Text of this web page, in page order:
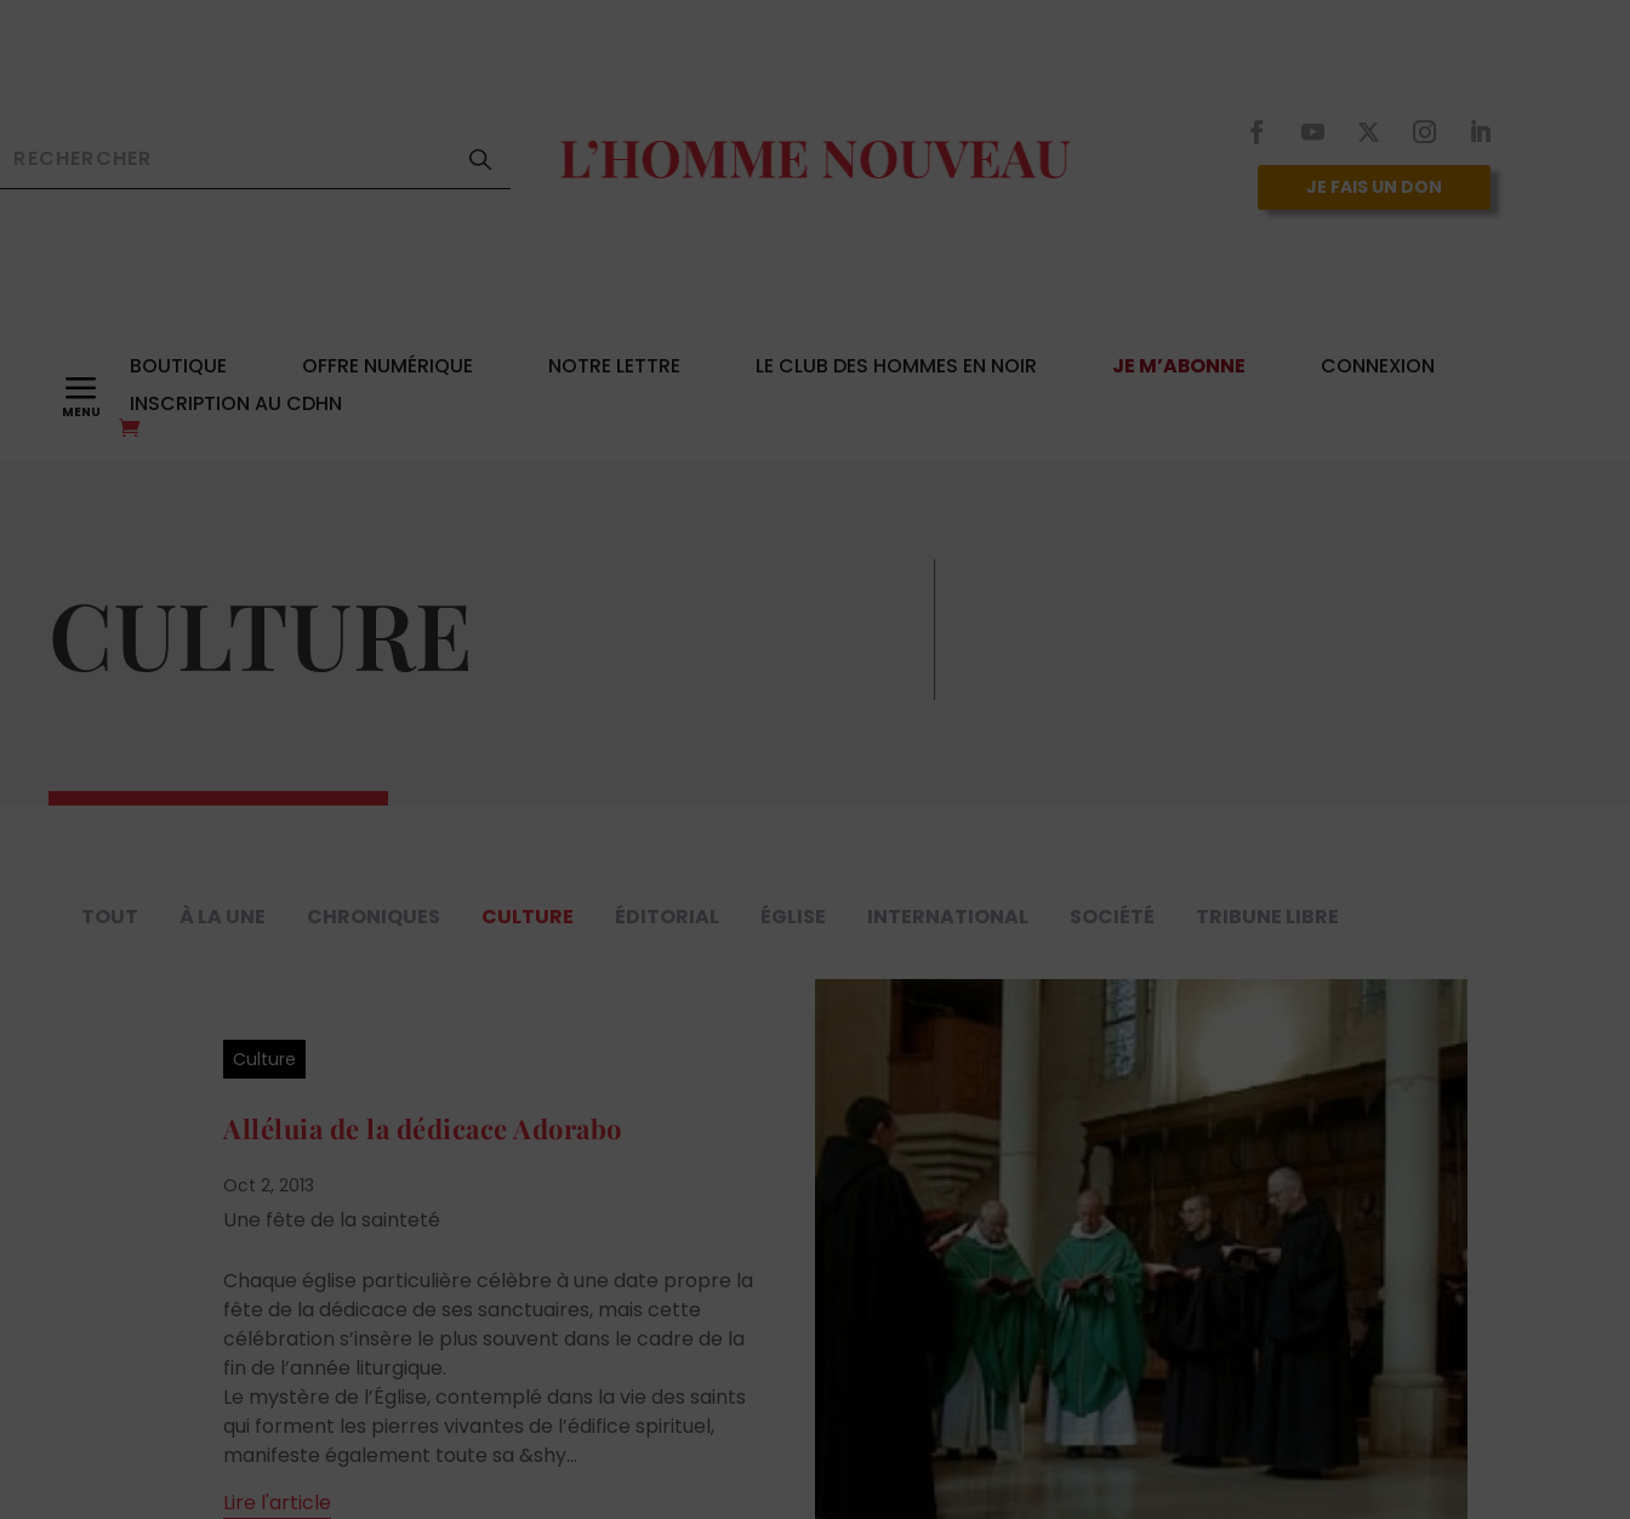
JE FAIS UN DON
a BOUTIQUE OFFRE NUMÉRIQUE NOTRE LETTRE LE CLUB DES HOMMES EN NOIR JE M’ABONNE
CONNEXION
INSCRIPTION AU CDHN
CULTURE
TOUT À LA UNE CHRONIQUES CULTURE ÉDITORIAL ÉGLISE INTERNATIONAL SOCIÉTÉ TRIBUNE LIBRE
Culture
Alléluia de la dédicace Adorabo
Oct 2, 2013
Une fête de la sainteté
Chaque église particulière célèbre à une date propre la
fête de la dédicace de ses sanctuaires, mais cette
célébration s’insère le plus souvent dans le cadre de la
fin de l’année liturgique.
Le mystère de l’Église, contemplé dans la vie des saints
qui forment les pierres vivantes de l’édifice spirituel,
manifeste également toute sa &shy...
Lire l'article